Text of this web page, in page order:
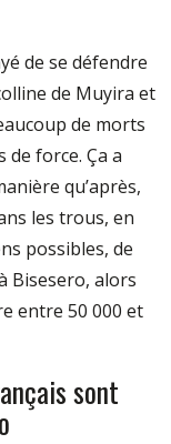
de se défendre
de Muyira et
de morts
de force. Ça a
qu’après,
les trous, en
possibles, de
Bisesero, alors
entre 50 000 et
sont